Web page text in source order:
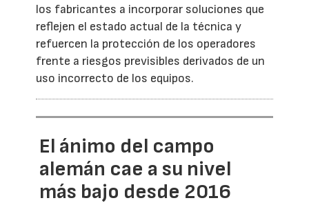
los fabricantes a incorporar soluciones que
reflejen el estado actual de la técnica y
refuercen la protección de los operadores
frente a riesgos previsibles derivados de un
uso incorrecto de los equipos.
El ánimo del campo
alemán cae a su nivel
más bajo desde 2016